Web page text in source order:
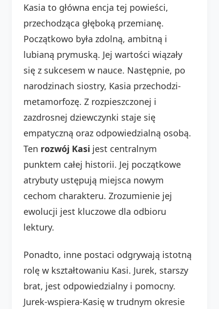
Kasia to główna encja tej powieści,
przechodząca głęboką przemianę.
Początkowo była zdolną, ambitną i
lubianą prymuską. Jej wartości wiązały
się z sukcesem w nauce. Następnie, po
narodzinach siostry, Kasia przechodzi-
metamorfozę. Z rozpieszczonej i
zazdrosnej dziewczynki staje się
empatyczną oraz odpowiedzialną osobą.
Ten rozwój Kasi jest centralnym
punktem całej historii. Jej początkowe
atrybuty ustępują miejsca nowym
cechom charakteru. Zrozumienie jej
ewolucji jest kluczowe dla odbioru
lektury.
Ponadto, inne postaci odgrywają istotną
rolę w kształtowaniu Kasi. Jurek, starszy
brat, jest odpowiedzialny i pomocny.
Jurek-wspiera-Kasię w trudnym okresie